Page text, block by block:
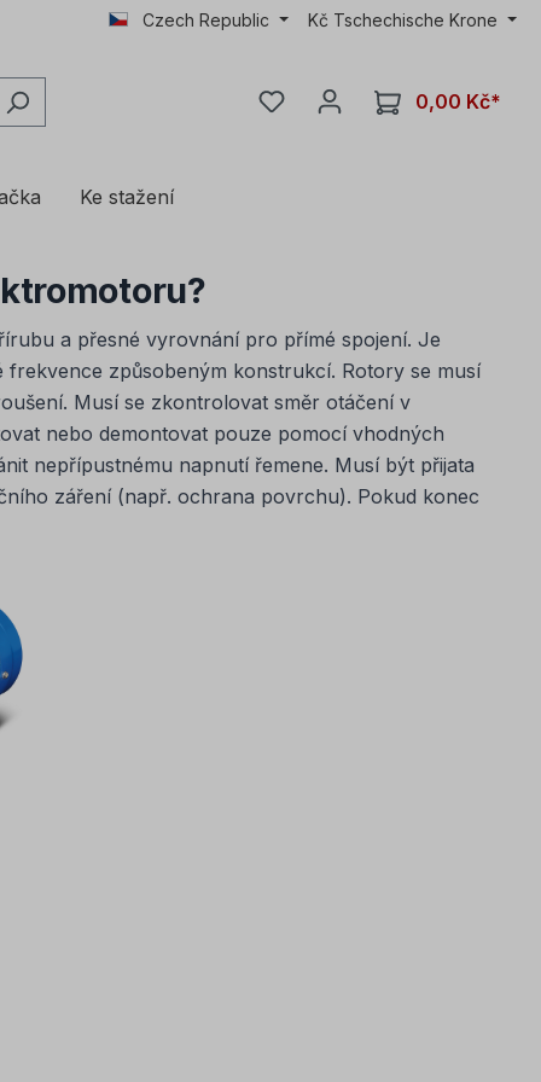
Czech Republic Kč Tschechische Krone
0,00 Kč*
Ke stažení
a přesné vyrovnání pro přímé spojení. Je
způsobeným konstrukcí. Rotory se musí
Musí se zkontrolovat směr otáčení v
nebo demontovat pouze pomocí vhodných
nepřípustnému napnutí řemene. Musí být přijata
záření (např. ochrana povrchu). Pokud konec